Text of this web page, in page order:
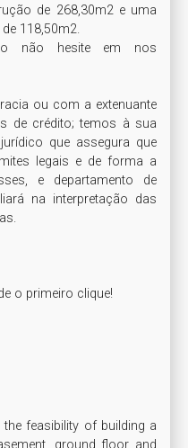
de 268,30m2 e uma
118,50m2.
não hesite em nos
ou com a extenuante
de crédito; temos à sua
que assegura que
legais e de forma a
e departamento de
na interpretação das
o primeiro clique!
feasibility of building a
ground floor and